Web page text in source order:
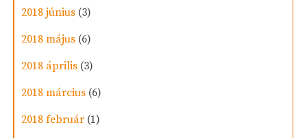
2018 június (3)
2018 május (6)
2018 április (3)
2018 március (6)
2018 február (1)